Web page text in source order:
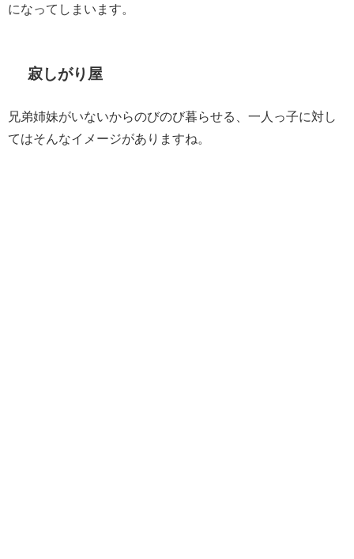
になってしまいます。
寂しがり屋
兄弟姉妹がいないからのびのび暮らせる、一人っ子に対し
てはそんなイメージがありますね。